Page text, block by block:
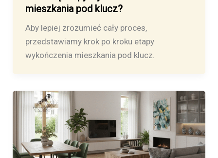
mieszkania pod klucz?
Aby lepiej zrozumieć cały proces,
przedstawiamy krok po kroku etapy
wykończenia mieszkania pod klucz.